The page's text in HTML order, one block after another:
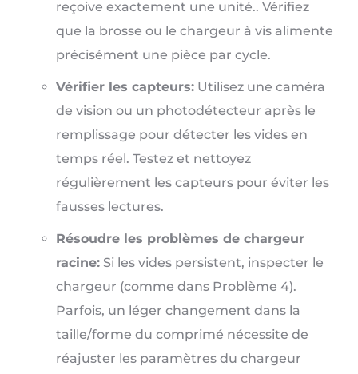
reçoive exactement une unité.. Vérifiez
que la brosse ou le chargeur à vis alimente
précisément une pièce par cycle.
Vérifier les capteurs: Utilisez une caméra
de vision ou un photodétecteur après le
remplissage pour détecter les vides en
temps réel. Testez et nettoyez
régulièrement les capteurs pour éviter les
fausses lectures.
Résoudre les problèmes de chargeur
racine: Si les vides persistent, inspecter le
chargeur (comme dans Problème 4).
Parfois, un léger changement dans la
taille/forme du comprimé nécessite de
réajuster les paramètres du chargeur